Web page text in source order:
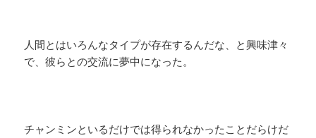
人間とはいろんなタイプが存在するんだな、と興味津々
で、彼らとの交流に夢中になった。
チャンミンといるだけでは得られなかったことだらけだ